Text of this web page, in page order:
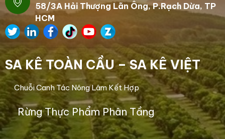
58/3A Hải Thượng Lãn Ông, P.Rạch Dừa, TP
HCM
SA KÊ TOÀN CẦU – SA KÊ VIỆT
Chuỗi Canh Tác Nông Lâm Kết Hợp
Rừng Thực Phẩm Phân Tầng